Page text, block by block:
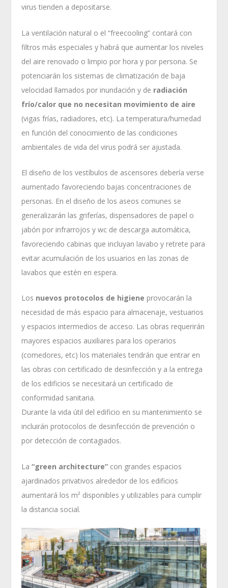
virus tienden a depositarse.
La ventilación natural o el “freecooling” contará con
filtros más especiales y habrá que aumentar los niveles
del aire renovado o limpio por hora y por persona. Se
potenciarán los sistemas de climatización de baja
velocidad llamados por inundación y de radiación
frío/calor que no necesitan movimiento de aire
(vigas frías, radiadores, etc). La temperatura/humedad
en función del conocimiento de las condiciones
ambientales de vida del virus podrá ser ajustada.
El diseño de los vestíbulos de ascensores debería verse
aumentado favoreciendo bajas concentraciones de
personas. En el diseño de los aseos comunes se
generalizarán las griferías, dispensadores de papel o
jabón por infrarrojos y wc de descarga automática,
favoreciendo cabinas que incluyan lavabo y retrete para
evitar acumulación de los usuarios en las zonas de
lavabos que estén en espera.
Los nuevos protocolos de higiene provocarán la
necesidad de más espacio para almacenaje, vestuarios
y espacios intermedios de acceso. Las obras requerirán
mayores espacios auxiliares para los operarios
(comedores, etc) los materiales tendrán que entrar en
las obras con certificado de desinfección y a la entrega
de los edificios se necesitará un certificado de
conformidad sanitaria.
Durante la vida útil del edificio en su mantenimiento se
incluirán protocolos de desinfección de prevención o
por detección de contagiados.
La“green architecture” con grandes espacios
ajardinados privativos alrededor de los edificios
aumentará los m² disponibles y utilizables para cumplir
la distancia social.